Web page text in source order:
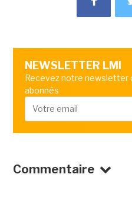
NEWSLETTER LMI
Recevez notre newsletter
abonnés
Commentaire